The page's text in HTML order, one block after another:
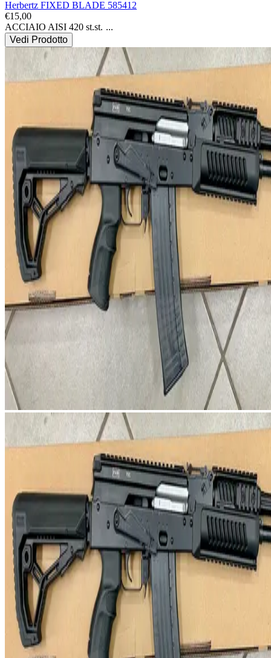
Herbertz FIXED BLADE 585412
€15,00
ACCIAIO AISI 420 st.st. ...
Vedi Prodotto